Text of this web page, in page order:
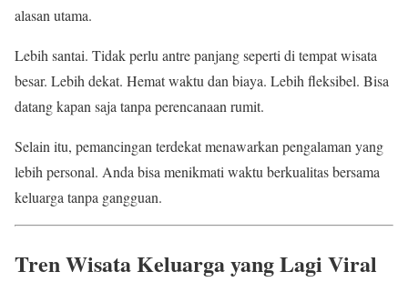
alasan utama.
Lebih santai. Tidak perlu antre panjang seperti di tempat wisata
besar. Lebih dekat. Hemat waktu dan biaya. Lebih fleksibel. Bisa
datang kapan saja tanpa perencanaan rumit.
Selain itu, pemancingan terdekat menawarkan pengalaman yang
lebih personal. Anda bisa menikmati waktu berkualitas bersama
keluarga tanpa gangguan.
Tren Wisata Keluarga yang Lagi Viral